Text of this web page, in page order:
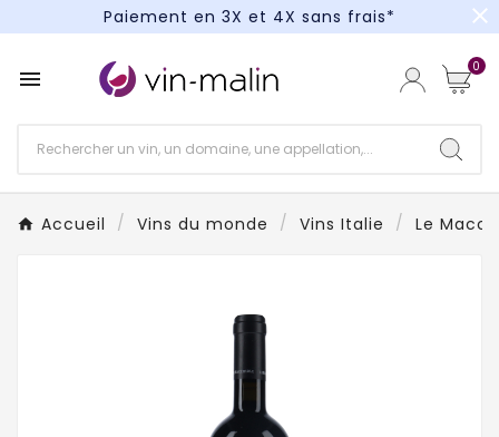
Paiement en 3X et 4X sans frais*
Paiement en 3X et 4X sans frais*
close
 0
Accueil Vins du monde Vins Italie Le